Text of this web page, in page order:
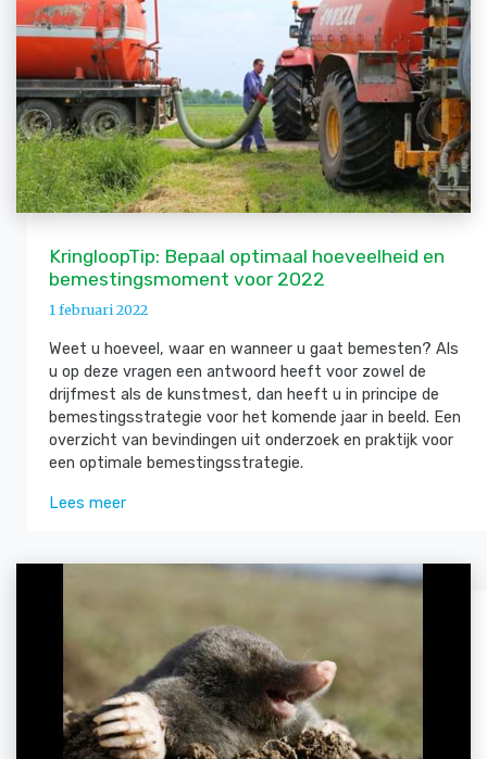
KringloopTip: Bepaal optimaal hoeveelheid en
bemestingsmoment voor 2022
1 februari 2022
Weet u hoeveel, waar en wanneer u gaat bemesten? Als
u op deze vragen een antwoord heeft voor zowel de
drijfmest als de kunstmest, dan heeft u in principe de
bemestingsstrategie voor het komende jaar in beeld. Een
overzicht van bevindingen uit onderzoek en praktijk voor
een optimale bemestingsstrategie.
Lees meer